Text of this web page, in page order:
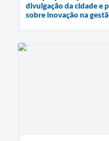
divulgação da cidade e
sobre inovação na